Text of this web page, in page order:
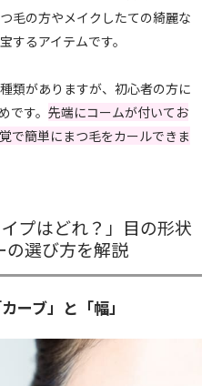
毛の方やメイクしたての綺麗な
するアイテムです。
類がありますが、初心者の方に
です。先端にコームが付いてお
で簡単にまつ毛をカールできま
プはどれ？」目の形状
の選び方を解説
ーブ」と「幅」